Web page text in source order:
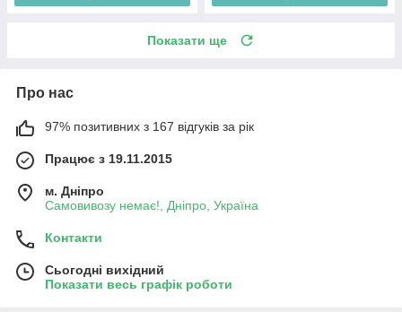
Показати ще
Про нас
97% позитивних з 167 відгуків за рік
Працює з 19.11.2015
м. Дніпро
Самовивозу немає!, Дніпро, Україна
Контакти
Сьогодні вихідний
Показати весь графік роботи